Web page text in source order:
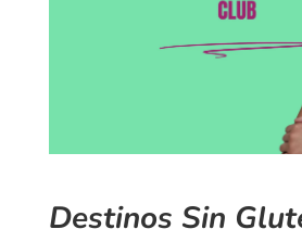
Destinos Sin